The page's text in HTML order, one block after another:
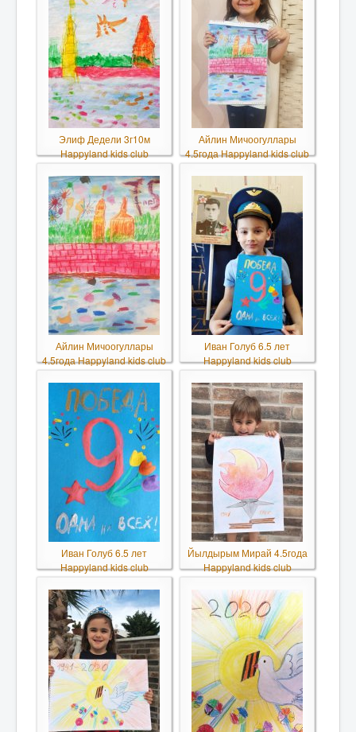
Элиф Дедели 3г10м
Happyland kids club
Айлин Мичоогуллары
4.5года Happyland kids club
Айлин Мичоогуллары
4.5года Happyland kids club
Иван Голуб 6.5 лет
Happyland kids club
Иван Голуб 6.5 лет
Happyland kids club
Йылдырым Мирай 4.5года
Happyland kids club